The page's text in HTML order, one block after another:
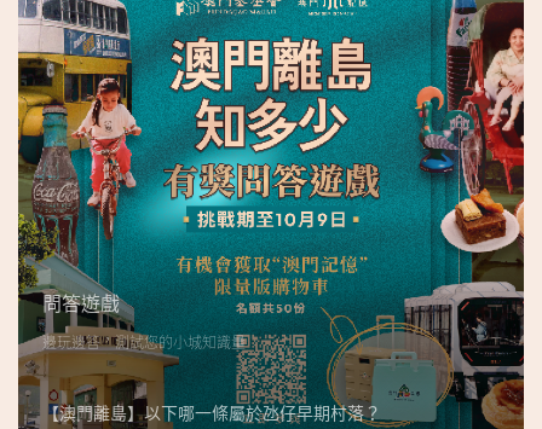
吳
榮
恪
問答遊戲
邊玩邊答，測試您的小城知識量
【澳門離島】以下哪一條屬於氹仔早期村落？